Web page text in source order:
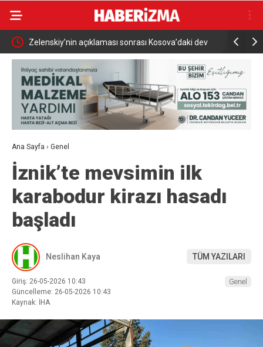
Zelenskiy’nin açıklaması sonrası Kosova’daki dev
Ukrayna bayrağı kaldırıldı
Ana Sayfa › Genel
İznik’te mevsimin ilk
karabodur kirazı hasadı
başladı
Neslihan Kaya TÜM YAZILARI
Giriş: 26-05-2026 10:43
Güncelleme: 26-05-2026 10:43
Kaynak: İHA
Genel